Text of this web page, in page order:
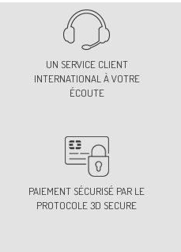
UN SERVICE CLIENT
INTERNATIONAL À VOTRE
ÉCOUTE
PAIEMENT SÉCURISÉ PAR LE
PROTOCOLE 3D SECURE